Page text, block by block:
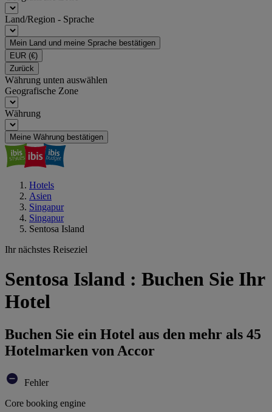
Land/Region - Sprache
Mein Land und meine Sprache bestätigen
EUR (€)
Zurück
Währung unten auswählen
Geografische Zone
Währung
Meine Währung bestätigen
Hotels
Asien
Singapur
Singapur
Sentosa Island
Ihr nächstes Reiseziel
Sentosa Island : Buchen Sie Ihr
Hotel
Buchen Sie ein Hotel aus den mehr als 45
Hotelmarken von Accor
Fehler
Core booking engine